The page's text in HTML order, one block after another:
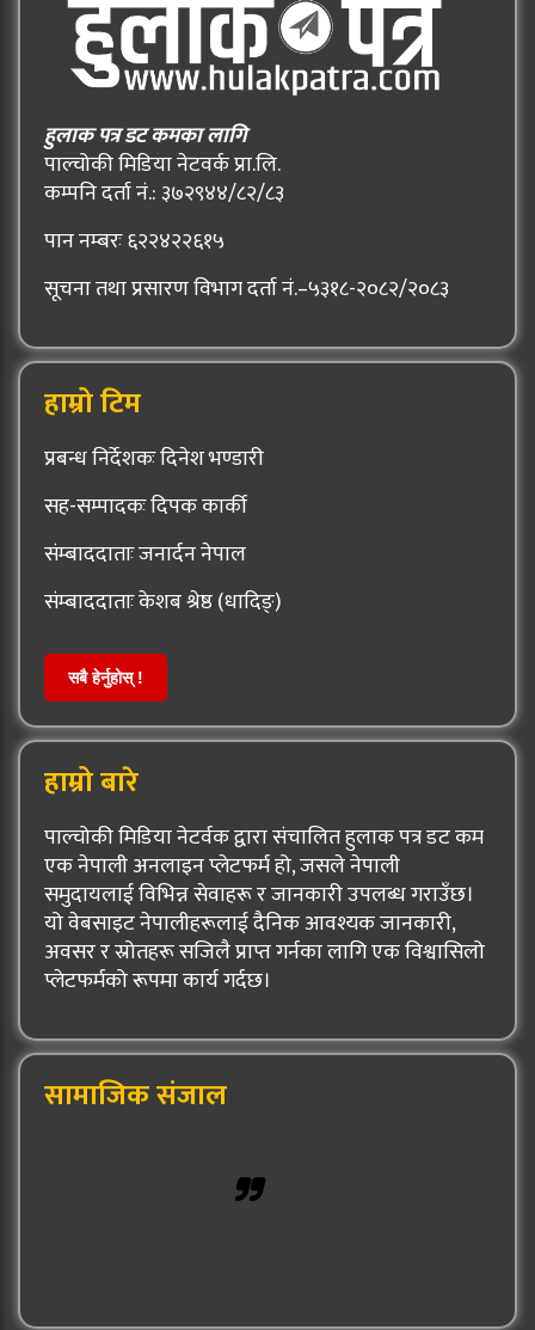
हुलाक पत्र डट कमका लागि
पाल्चोकी मिडिया नेटवर्क प्रा.लि.
कम्पनि दर्ता नं.: ३७२९४४/८२/८३
पान नम्बरः ६२२४२२६१५
सूचना तथा प्रसारण विभाग दर्ता नं.–५३१८-२०८२/२०८३
हाम्रो टिम
प्रबन्ध निर्देशकः दिनेश भण्डारी
सह-सम्पादकः दिपक कार्की
संम्बाददाताः जनार्दन नेपाल
संम्बाददाताः केशब श्रेष्ठ (धादिङ्)
सबै हेर्नुहोस् !
हाम्रो बारे
पाल्चोकी मिडिया नेटर्वक द्वारा संचालित हुलाक पत्र डट कम
एक नेपाली अनलाइन प्लेटफर्म हो, जसले नेपाली
समुदायलाई विभिन्न सेवाहरू र जानकारी उपलब्ध गराउँछ।
यो वेबसाइट नेपालीहरूलाई दैनिक आवश्यक जानकारी,
अवसर र स्रोतहरू सजिलै प्राप्त गर्नका लागि एक विश्वासिलो
प्लेटफर्मको रूपमा कार्य गर्दछ।
सामाजिक संजाल